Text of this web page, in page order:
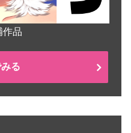
作品
る